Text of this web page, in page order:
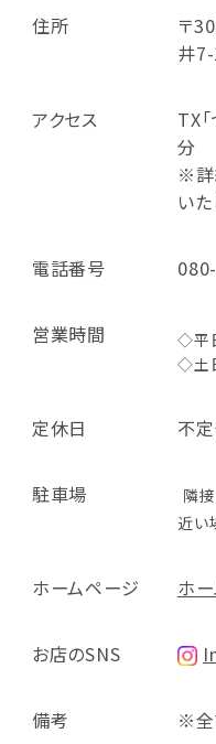
住所
〒
井
アクセス
TX
分
※詳
いた
電話番号
営業時間
◇平
◇土
定休日 不
駐車場
隣
近い
ホームページ ホ
お店のSNS
備考 ※全